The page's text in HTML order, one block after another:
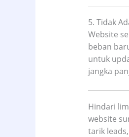
5. Tidak
Website
beban
untuk
jangka
Hindari
website
tarik